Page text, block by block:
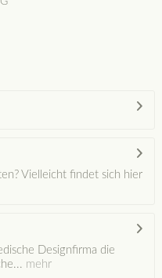
Vielleicht findet sich hier
Designfirma die
mehr